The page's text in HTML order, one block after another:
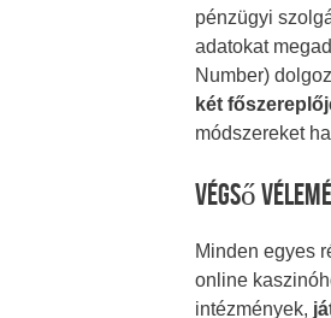
pénzügyi
adatokat
Number)
két
módszereket
Végső
Minden egyes
online
intézmények,